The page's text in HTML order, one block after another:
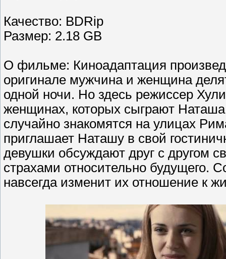
Качество: BDRip
Размер: 2.18 GB
О фильме: Киноадаптация
оригинале мужчина и женщина
одной ночи. Но здесь режиссер
женщинах, которых сыграют
случайно знакомятся на улицах
приглашает Наташу в свой
девушки обсуждают друг с другом
страхами относительно будущего.
навсегда изменит их отношение к